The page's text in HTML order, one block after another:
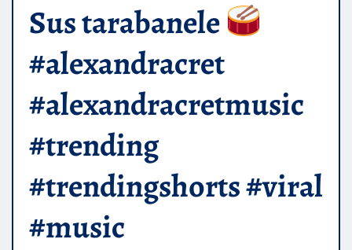
Sus tarabanele
#alexandracret
#alexandracretmusic
#trending
#trendingshorts #viral
#music